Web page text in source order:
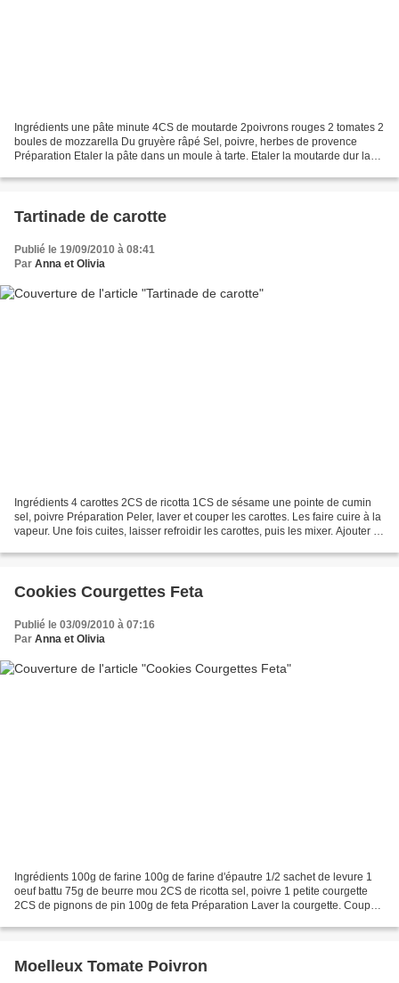
Ingrédients une pâte minute 4CS de moutarde 2poivrons rouges 2 tomates 2
boules de mozzarella Du gruyère râpé Sel, poivre, herbes de provence
Préparation Etaler la pâte dans un moule à tarte. Etaler la moutarde dur la
Tartinade de carotte
Publié le 19/09/2010 à 08:41
Par Anna et Olivia
Ingrédients 4 carottes 2CS de ricotta 1CS de sésame une pointe de cumin
sel, poivre Préparation Peler, laver et couper les carottes. Les faire cuire à la
vapeur. Une fois cuites, laisser refroidir les carottes, puis les mixer. Ajouter le
Cookies Courgettes Feta
Publié le 03/09/2010 à 07:16
Par Anna et Olivia
Ingrédients 100g de farine 100g de farine d'épautre 1/2 sachet de levure 1
oeuf battu 75g de beurre mou 2CS de ricotta sel, poivre 1 petite courgette
2CS de pignons de pin 100g de feta Préparation Laver la courgette. Couper
Moelleux Tomate Poivron